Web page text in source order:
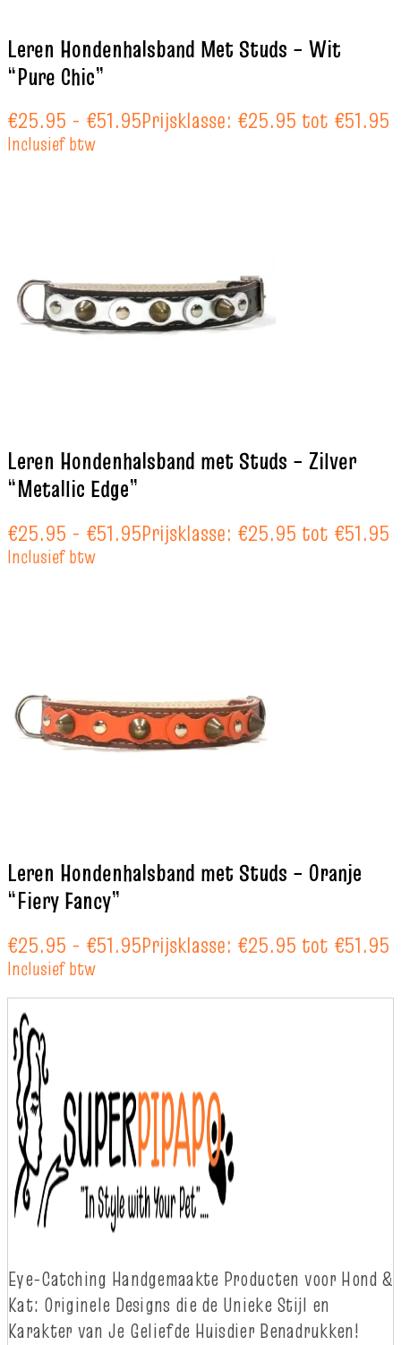
Leren Hondenhalsband Met Studs – Wit
“Pure Chic”
€25.95 - €51.95Prijsklasse: €25.95 tot €51.95
Inclusief btw
Leren Hondenhalsband met Studs – Zilver
“Metallic Edge”
€25.95 - €51.95Prijsklasse: €25.95 tot €51.95
Inclusief btw
Leren Hondenhalsband met Studs – Oranje
“Fiery Fancy”
€25.95 - €51.95Prijsklasse: €25.95 tot €51.95
Inclusief btw
Eye-Catching Handgemaakte Producten voor Hond &
Kat: Originele Designs die de Unieke Stijl en
Karakter van Je Geliefde Huisdier Benadrukken!